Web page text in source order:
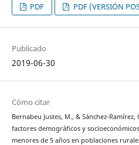
PDF PDF (VERSIÓN
Publicado
2019-06-30
Cómo citar
Bernabeu Justes, M., & Sánchez-
factores demográficos y
menores de 5 años en poblaciones